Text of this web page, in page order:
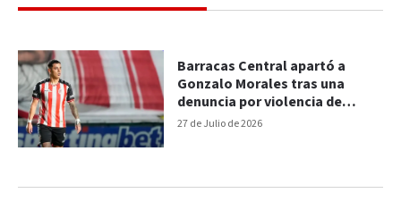
27 de Julio de 2026
Barracas Central apartó a
Gonzalo Morales tras una
denuncia por violencia de
género